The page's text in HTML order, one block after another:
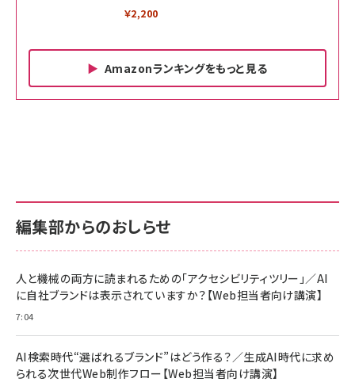
￥2,200
Amazonランキングをもっと見る
￥880
anan(アンアン)2026/06/24号 No.2500増刊
スペシャルエディション[王道エンタメの矜持／
￥1,100
年後半、あなたの恋と運命／山田涼介]
￥880
サポート正規品 メーカー保証5年 KLMEA128G
NIMASO ガラスフィルム iPhone 17 用 保護フィ
すい ガイド枠付き いPhone17 (6.3インチ) 対応
2枚セット DSP25F1698
￥1,599
【New】Amazon Fire TV Stick HD | 手軽にスト
レイヤー
￥6,980
サポート正規品 メーカー保証5年 KLMEA128G
Amazon eギフトカード - Amazonロゴ - クラ
￥5,000
ケーブル Anker絡まないケーブル 240W 結束バン
17 / 16 / 15 / Galaxy iPad Pro MacBook
Pro/Air 各種対応 (1.8m ミッドナイトブラック)
￥1,890
編集部からのおしらせ
人と機械の両方に読まれるための「アクセシビリティツリー」／AI
に自社ブランドは表示されていますか？【Web担当者向け講演】
7:04
AI検索時代“選ばれるブランド”はどう作る？／生成AI時代に求め
られる次世代Web制作フロー【Web担当者向け講演】